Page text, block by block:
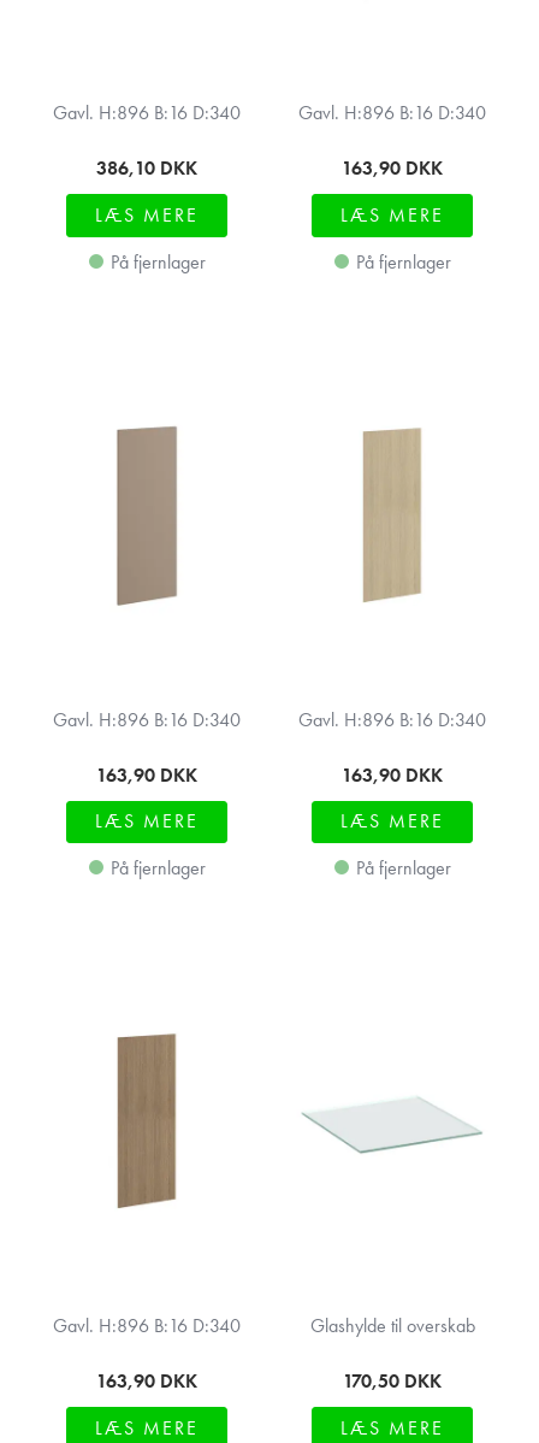
Gavl. H:896 B:16 D:340
386,10 DKK
LÆS MERE
På fjernlager
Gavl. H:896 B:16 D:340
163,90 DKK
LÆS MERE
På fjernlager
Gavl. H:896 B:16 D:340
163,90 DKK
LÆS MERE
På fjernlager
Gavl. H:896 B:16 D:340
163,90 DKK
LÆS MERE
På fjernlager
Gavl. H:896 B:16 D:340
163,90 DKK
LÆS MERE
Glashylde til overskab
170,50 DKK
LÆS MERE